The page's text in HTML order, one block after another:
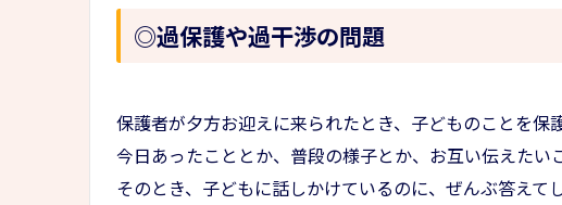
◎過保護や過干渉の問題
保護者が夕方お迎えに来られたとき、子どものことを保
今日あったこととか、普段の様子とか、お互い伝えたい
そのとき、子どもに話しかけているのに、ぜんぶ答えて